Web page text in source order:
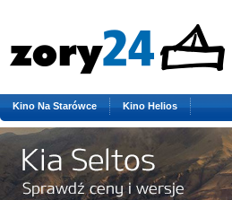
Kino Na Starówce Kino Helios